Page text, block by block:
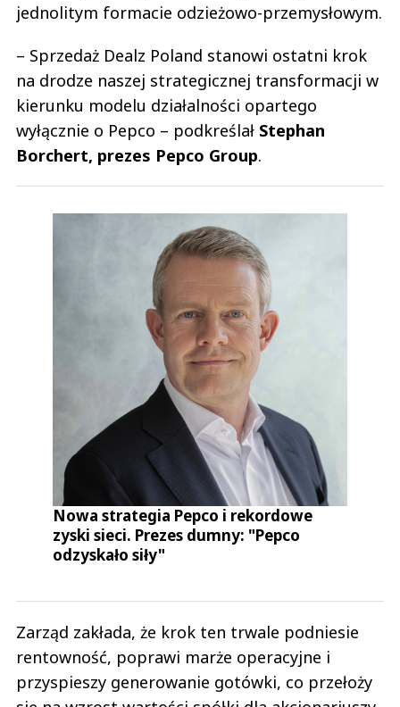
jednolitym formacie odzieżowo-przemysłowym.
– Sprzedaż Dealz Poland stanowi ostatni krok
na drodze naszej strategicznej transformacji w
kierunku modelu działalności opartego
wyłącznie o Pepco – podkreślał Stephan
Borchert, prezes Pepco Group.
Nowa strategia Pepco i rekordowe
zyski sieci. Prezes dumny: "Pepco
odzyskało siły"
Zarząd zakłada, że krok ten trwale podniesie
rentowność, poprawi marże operacyjne i
przyspieszy generowanie gotówki, co przełoży